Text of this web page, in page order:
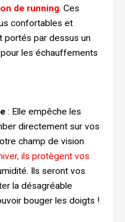
de running. Ces
confortables et
portés par dessus un
les échauffements
: Elle empêche les
directement sur vos
champ de vision
ils protègent vos
Ils seront vos
la désagréable
bouger les doigts !